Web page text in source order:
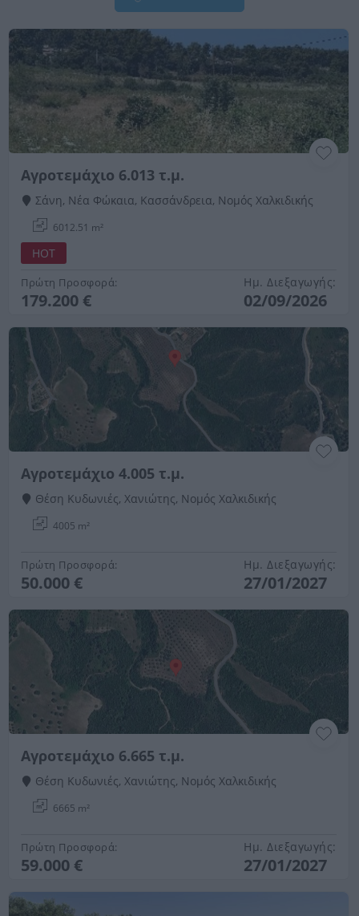
Αγροτεμάχιο 6.013 τ.μ.
Σάνη, Νέα Φώκαια, Κασσάνδρεια, Νομός Χαλκιδικής
6012.51 m²
HOT
Πρώτη Προσφορά:
179.200 €
Ημ. Διεξαγωγής:
02/09/2026
Αγροτεμάχιο 4.005 τ.μ.
Θέση Κυδωνιές, Χανιώτης, Νομός Χαλκιδικής
4005 m²
Πρώτη Προσφορά:
50.000 €
Ημ. Διεξαγωγής:
27/01/2027
Αγροτεμάχιο 6.665 τ.μ.
Θέση Κυδωνιές, Χανιώτης, Νομός Χαλκιδικής
6665 m²
Πρώτη Προσφορά:
59.000 €
Ημ. Διεξαγωγής:
27/01/2027